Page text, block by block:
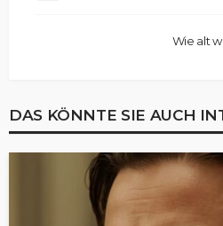
Wie alt
DAS KÖNNTE SIE AUCH